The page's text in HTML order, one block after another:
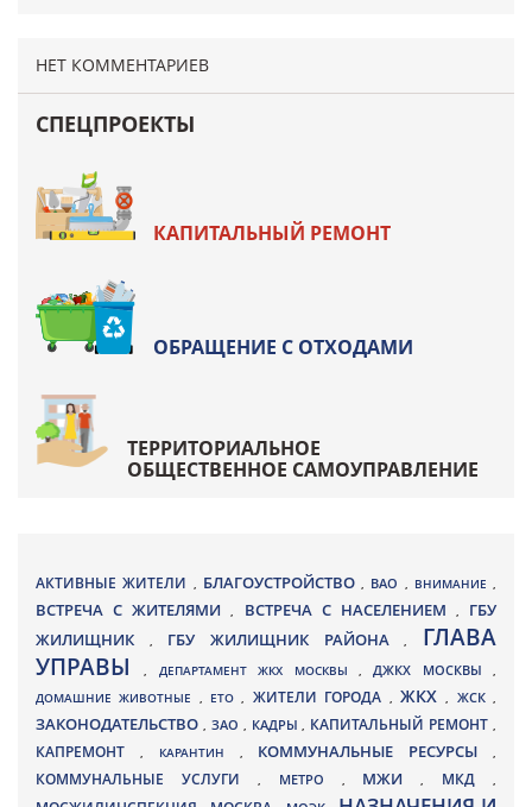
НЕТ КОММЕНТАРИЕВ
СПЕЦПРОЕКТЫ
КАПИТАЛЬНЫЙ РЕМОНТ
ОБРАЩЕНИЕ С ОТХОДАМИ
ТЕРРИТОРИАЛЬНОЕ
ОБЩЕСТВЕННОЕ САМОУПРАВЛЕНИЕ
АКТИВНЫЕ ЖИТЕЛИ , БЛАГОУСТРОЙСТВО , ВАО , ВНИМАНИЕ ,
ВСТРЕЧА С ЖИТЕЛЯМИ, ВСТРЕЧА С НАСЕЛЕНИЕМ , ГБУ
ЖИЛИЩНИК
, ГБУ ЖИЛИЩНИК РАЙОНА, ГЛАВА
УПРАВЫ, ДЕПАРТАМЕНТ ЖКХ МОСКВЫ ,ДЖКХ МОСКВЫ ,
ДОМАШНИЕ ЖИВОТНЫЕ , ЕТО, ЖИТЕЛИ ГОРОДА , ЖКХ, ЖСК,
ЗАКОНОДАТЕЛЬСТВО , ЗАО , КАДРЫ, КАПИТАЛЬНЫЙ РЕМОНТ ,
КАПРЕМОНТ , КАРАНТИН , КОММУНАЛЬНЫЕ РЕСУРСЫ,
КОММУНАЛЬНЫЕ УСЛУГИ , МЕТРО , МЖИ, МКД ,